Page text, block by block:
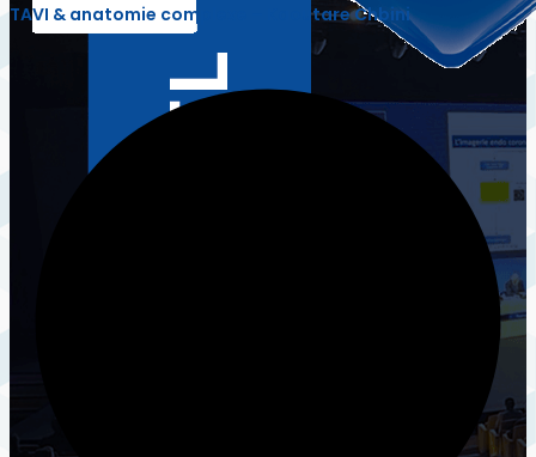
TAVI & anatomie complexe – Kaoutare Chbini